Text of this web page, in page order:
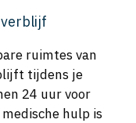
ruimtes van
tijdens je
24 uur voor
hulp is